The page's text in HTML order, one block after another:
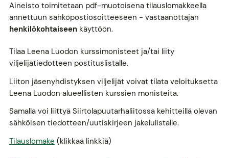
Aineisto toimitetaan pdf-muotoisena tilauslomakkeella
annettuun sähköpostiosoitteeseen - vastaanottajan
henkilökohtaiseen käyttöön.
Tilaa Leena Luodon kurssimonisteet ja/tai liity
viljelijätiedotteen postituslistalle.
Liiton jäsenyhdistyksen viljelijät voivat tilata veloituksetta
Leena Luodon alueellisten kurssien monisteita.
Samalla voi liittyä Siirtolapuutarhaliitossa kehitteillä olevan
sähköisen tiedotteen/uutiskirjeen jakelulistalle.
Tilauslomake (klikkaa linkkiä)